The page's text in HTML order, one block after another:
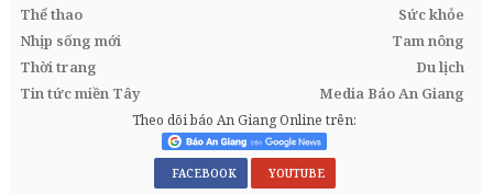
Thể thao
Sức khỏe
Nhịp sống mới
Tam nông
Thời trang
Du lịch
Tin tức miền Tây
Media Báo An Giang
Theo dõi báo An Giang Online trên:
FACEBOOK YOUTUBE